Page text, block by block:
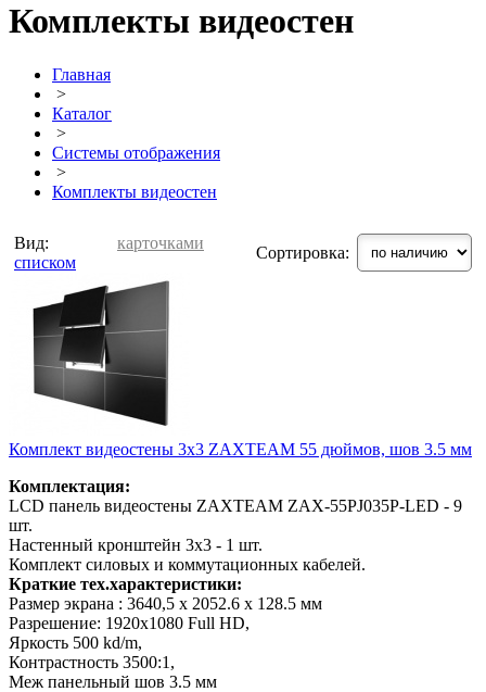
Комплекты видеостен
Главная
>
Каталог
>
Системы отображения
>
Комплекты видеостен
Вид:
карточками
списком
Сортировка:
Комплект видеостены 3х3 ZAXTEAM 55 дюймов, шов 3.5 мм
Комплектация:
LCD панель видеостены ZAXTEAM ZAX-55PJ035P-LED - 9
шт.
Настенный кронштейн 3x3 - 1 шт.
Комплект силовых и коммутационных кабелей.
Краткие тех.характеристики:
Размер экрана : 3640,5 x 2052.6 x 128.5 мм
Разрешение: 1920x1080 Full HD,
Яркость 500 kd/m,
Контрастность 3500:1,
Меж панельный шов 3.5 мм